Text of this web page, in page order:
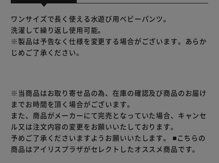
ワンサイズで長く使える水遊び用ベビーパンツ。
洗濯して繰り返し使用可能。
※製品は予告なく仕様を変更する場合がございます。あらか
じめご了承ください。
※当商品はお取り寄せ品の為、在庫の確認及び商品のお届け
までお時間を頂く場合がございます。
また、商品がメーカーにて完売となっていた場合、キャンセ
ル又は注文内容の変更をお願いいたしております。
予めご了承くださいますようお願いいたします。 ■こちらの
商品はアイリスプラザがセレクトしたオススメ商品です。